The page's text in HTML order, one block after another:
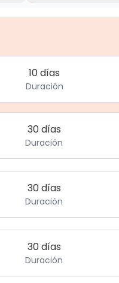
10 días
Duración
30 días
Duración
30 días
Duración
30 días
Duración